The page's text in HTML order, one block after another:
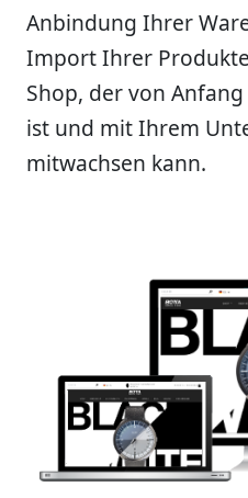
Anbindung Ihrer
Import Ihrer
Shop, der von
ist und mit Ihrem
mitwachsen kann.